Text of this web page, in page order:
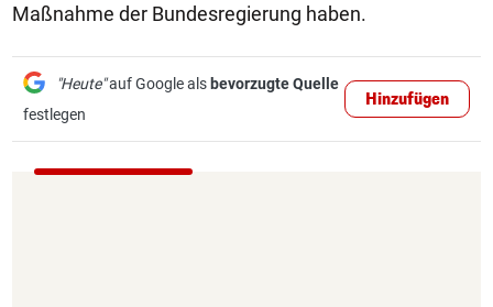
Maßnahme der Bundesregierung haben.
"Heute"auf Google als bevorzugte Quelle
festlegen
Hinzufügen